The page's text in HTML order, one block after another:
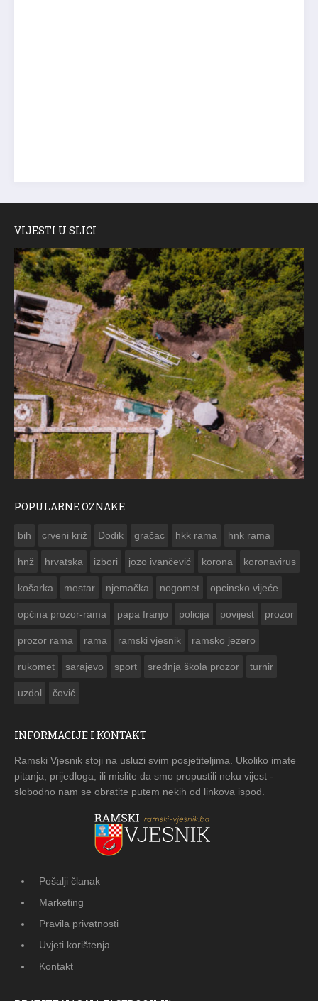
VIJESTI U SLICI
POPULARNE OZNAKE
bih crveni križ Dodik gračac hkk rama hnk rama
hnž hrvatska izbori jozo ivančević korona koronavirus
košarka mostar njemačka nogomet opcinsko vijeće
općina prozor-rama papa franjo policija povijest prozor
prozor rama rama ramski vjesnik ramsko jezero
rukomet sarajevo sport srednja škola prozor turnir
uzdol čović
INFORMACIJE I KONTAKT
Ramski Vjesnik stoji na usluzi svim posjetiteljima. Ukoliko imate
pitanja, prijedloga, ili mislite da smo propustili neku vijest -
slobodno nam se obratite putem nekih od linkova ispod.
Pošalji članak
Marketing
Pravila privatnosti
Uvjeti korištenja
Kontakt